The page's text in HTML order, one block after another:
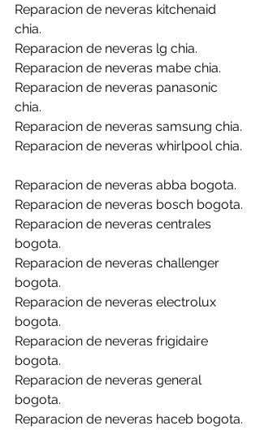
Reparacion de neveras kitchenaid
chia.
Reparacion de neveras lg chia.
Reparacion de neveras mabe chia.
Reparacion de neveras panasonic
chia.
Reparacion de neveras samsung chia.
Reparacion de neveras whirlpool chia.
Reparacion de neveras abba bogota.
Reparacion de neveras bosch bogota.
Reparacion de neveras centrales
bogota.
Reparacion de neveras challenger
bogota.
Reparacion de neveras electrolux
bogota.
Reparacion de neveras frigidaire
bogota.
Reparacion de neveras general
bogota.
Reparacion de neveras haceb bogota.